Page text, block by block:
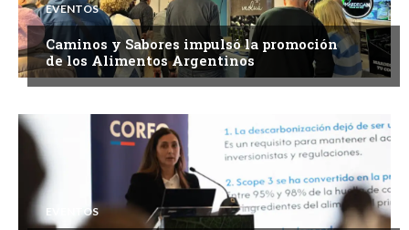
EVENTOS
Caminos y Sabores impulsó la promoción
de los Alimentos Argentinos
EVENTOS